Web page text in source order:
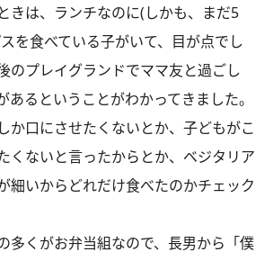
きは、ランチなのに(しかも、まだ5
を食べている子がいて、目が点でし
のプレイグランドでママ友と過ごし
あるということがわかってきました。
か口にさせたくないとか、子どもがこ
くないと言ったからとか、ベジタリア
細いからどれだけ食べたのかチェック
多くがお弁当組なので、長男から「僕